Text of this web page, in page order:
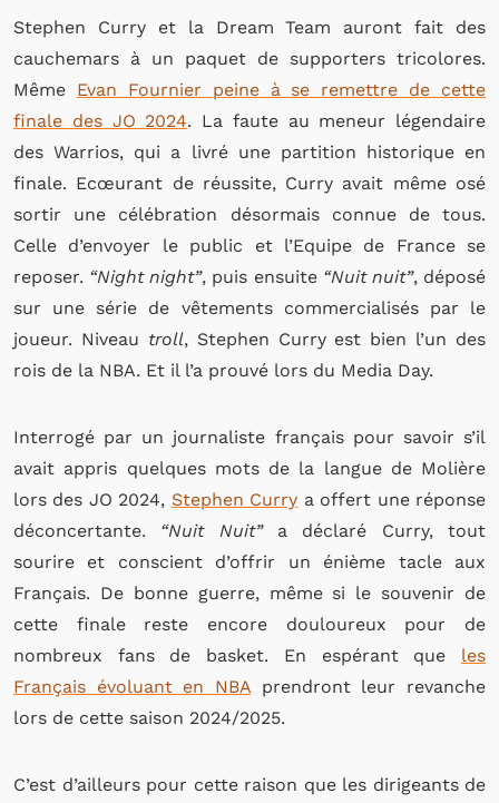
Stephen Curry et la Dream Team auront fait des
cauchemars à un paquet de supporters tricolores.
Même Evan Fournier peine à se remettre de cette
finale des JO 2024. La faute au meneur légendaire
des Warrios, qui a livré une partition historique en
finale. Ecœurant de réussite, Curry avait même osé
sortir une célébration désormais connue de tous.
Celle d’envoyer le public et l’Equipe de France se
reposer. “Night night”, puis ensuite “Nuit nuit”, déposé
sur une série de vêtements commercialisés par le
joueur. Niveau troll, Stephen Curry est bien l’un des
rois de la NBA. Et il l’a prouvé lors du Media Day.
Interrogé par un journaliste français pour savoir s’il
avait appris quelques mots de la langue de Molière
lors des JO 2024, Stephen Curry a offert une réponse
déconcertante. “Nuit Nuit”a déclaré Curry, tout
sourire et conscient d’offrir un énième tacle aux
Français. De bonne guerre, même si le souvenir de
cette finale reste encore douloureux pour de
nombreux fans de basket. En espérant que les
Français évoluant en NBA prendront leur revanche
lors de cette saison 2024/2025.
C’est d’ailleurs pour cette raison que les dirigeants de